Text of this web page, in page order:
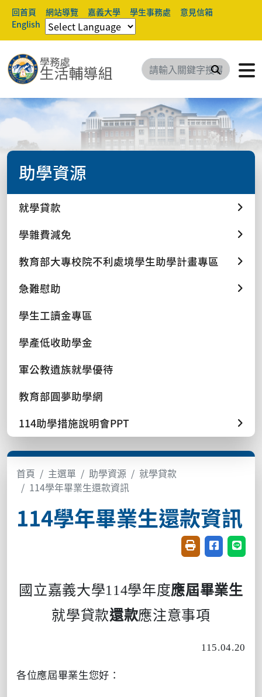
回首頁 網站導覽 嘉義大學 學生事務處
意見信箱
English
搜尋
助學資源
就學貸款
學雜費減免
教育部大專校院不利處境學生助學計畫專區
急難慰助
學生工讀金專區
學產低收助學金
軍公教遺族就學優待
教育部圓夢助學網
114助學措施說明會PPT
首頁 主選單 助學資源
就學貸款
114學年畢業生還款資訊
114學年畢業生還款資訊
友善列印(開新視
分享至臉書
分享
國立嘉義大學114學年度應屆畢業生
就學貸款還款應注意事項
115.04.20
各位應屆畢業生您好：